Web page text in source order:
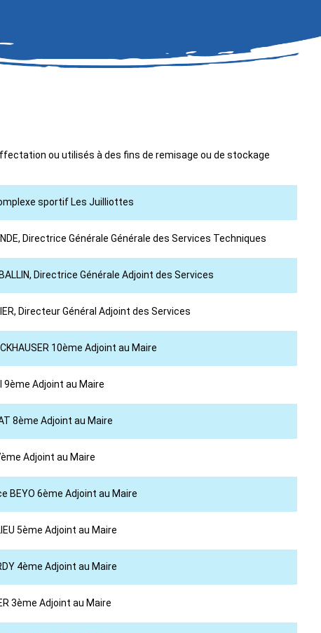
ou utilisés à des fins de remisage ou de stockage
sportif Les Juilliottes
Directrice Générale Générale des Services Techniques
Directrice Générale Adjoint des Services
Directeur Général Adjoint des Services
10ème Adjoint au Maire
9ème Adjoint au Maire
8ème Adjoint au Maire
Adjoint au Maire
BEYO 6ème Adjoint au Maire
5ème Adjoint au Maire
4ème Adjoint au Maire
3ème Adjoint au Maire